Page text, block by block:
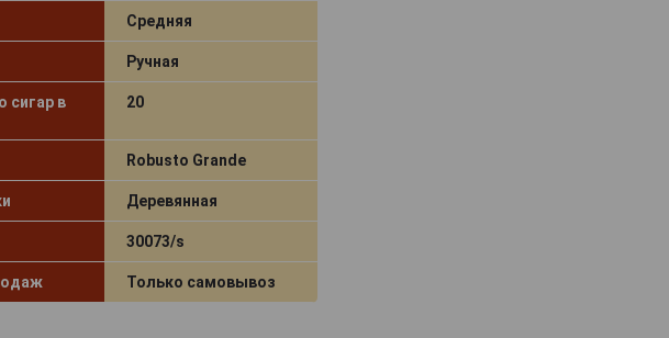
Средняя
Ручная
сигар в
20
Robusto Grande
Деревянная
30073/s
Только самовывоз